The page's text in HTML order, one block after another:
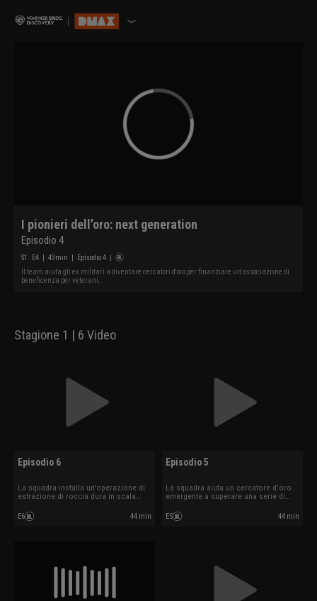
I pionieri dell’oro: next generation
Episodio 4
S1 : E4 | 43min | Episodio 4 |
Il team aiuta gli ex militari a diventare cercatori d'oro per finanziare un'associazione di
beneficenza per veterani.
Stagione 1 | 6 Video
Episodio 6
La squadra installa un'operazione di
estrazione di roccia dura in scala
E6 44 min
Episodio 5
La squadra aiuta un cercatore d'oro
emergente a superare una serie di
E5 44 min